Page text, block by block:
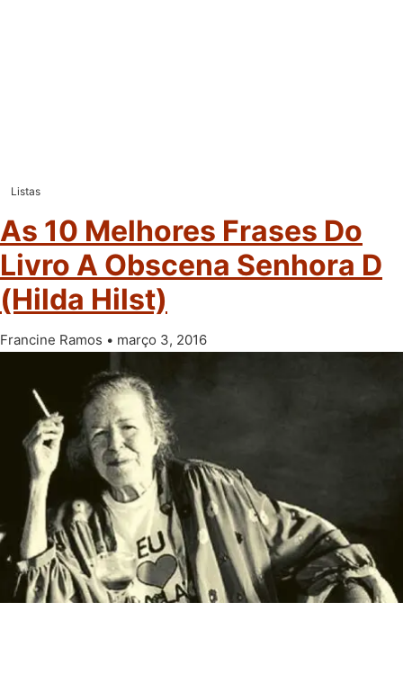
Listas
As 10 Melhores Frases Do
Livro A Obscena Senhora D
(Hilda Hilst)
Francine Ramos março 3, 2016